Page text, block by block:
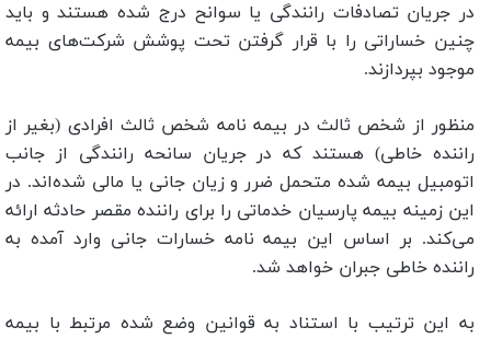
در جریان تصادفات رانندگی یا سوانح درج شده هستند و باید
چنین خساراتی را با قرار گرفتن تحت پوشش شرکت‌های بیمه
موجود بپردازند.
منظور از شخص ثالث در بیمه نامه شخص ثالث افرادی (بغیر از
راننده خاطی) هستند که در جریان سانحه رانندگی از جانب
اتومبیل بیمه شده متحمل ضرر و زیان جانی یا مالی شده‌اند. در
این زمینه بیمه پارسیان خدماتی را برای راننده مقصر حادثه ارائه
می‌کند. بر اساس این بیمه نامه خسارات جانی وارد آمده به
راننده خاطی جبران خواهد شد.
به این ترتیب با استناد به قوانین وضع شده مرتبط با بیمه